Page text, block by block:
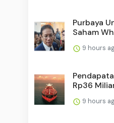
Purbaya
Saham
9 hours
Rp36
9 hours